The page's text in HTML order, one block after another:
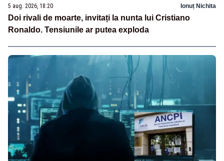
5 aug. 2026, 18:20 Ionuț Nichita
Doi rivali de moarte, invitați la nunta lui Cristiano
Ronaldo. Tensiunile ar putea exploda